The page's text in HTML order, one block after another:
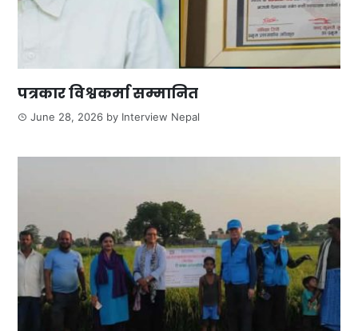
पत्रकार विश्वकर्मा सम्मानित
June 28, 2026 by Interview Nepal